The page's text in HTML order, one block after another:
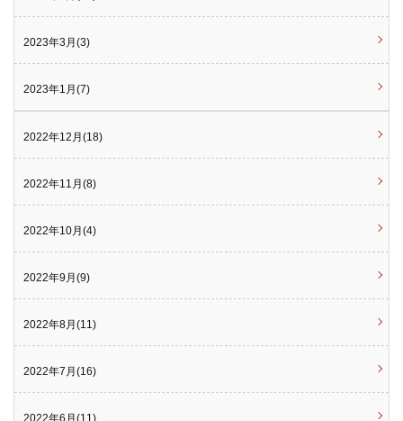
2023年3月(3)
2023年1月(7)
2022年12月(18)
2022年11月(8)
2022年10月(4)
2022年9月(9)
2022年8月(11)
2022年7月(16)